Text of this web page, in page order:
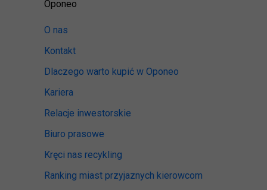
Oponeo
O nas
Kontakt
Dlaczego warto kupić w Oponeo
Kariera
Relacje inwestorskie
Biuro prasowe
Kręci nas recykling
Ranking miast przyjaznych kierowcom